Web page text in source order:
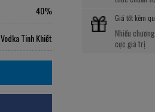
40%
Vodka Tinh Khiết
Giá tốt kèm
Nhiều
cực giá trị